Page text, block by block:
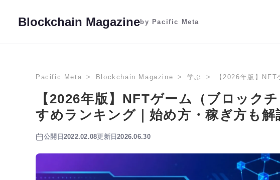
Blockchain Magazineby Pacific Meta
Pacific Meta Blockchain Magazine 学ぶ 【2026年版】
【2026年版】NFTゲーム（ブロック
すめランキング｜始め方・稼ぎ方も解
公開日 2022.02.08更新日2026.06.30